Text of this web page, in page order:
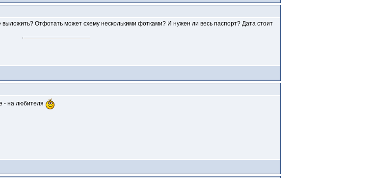
Отфотать может схему несколькими фотками? И нужен ли весь паспорт? Дата стоит
- на любителя